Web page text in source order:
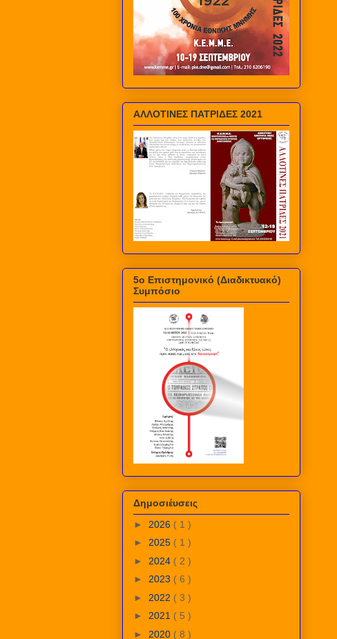
ΑΛΛΟΤΙΝΕΣ ΠΑΤΡΙΔΕΣ 2021
5ο Επιστημονικό (Διαδικτυακό)
Συμπόσιο
Δημοσιέυσεις
► 2026 ( 1 )
► 2025 ( 1 )
► 2024 ( 2 )
► 2023 ( 6 )
► 2022 ( 3 )
► 2021 ( 5 )
► 2020 ( 8 )